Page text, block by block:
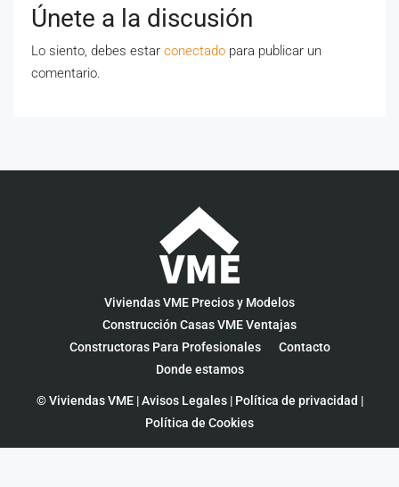
Únete a la discusión
Lo siento, debes estar conectado para publicar un
comentario.
Viviendas VME Precios y Modelos
Construcción Casas VME Ventajas
Constructoras Para Profesionales
Contacto
Donde estamos
© Viviendas VME |Avisos Legales| Política de privacidad |
Política de Cookies